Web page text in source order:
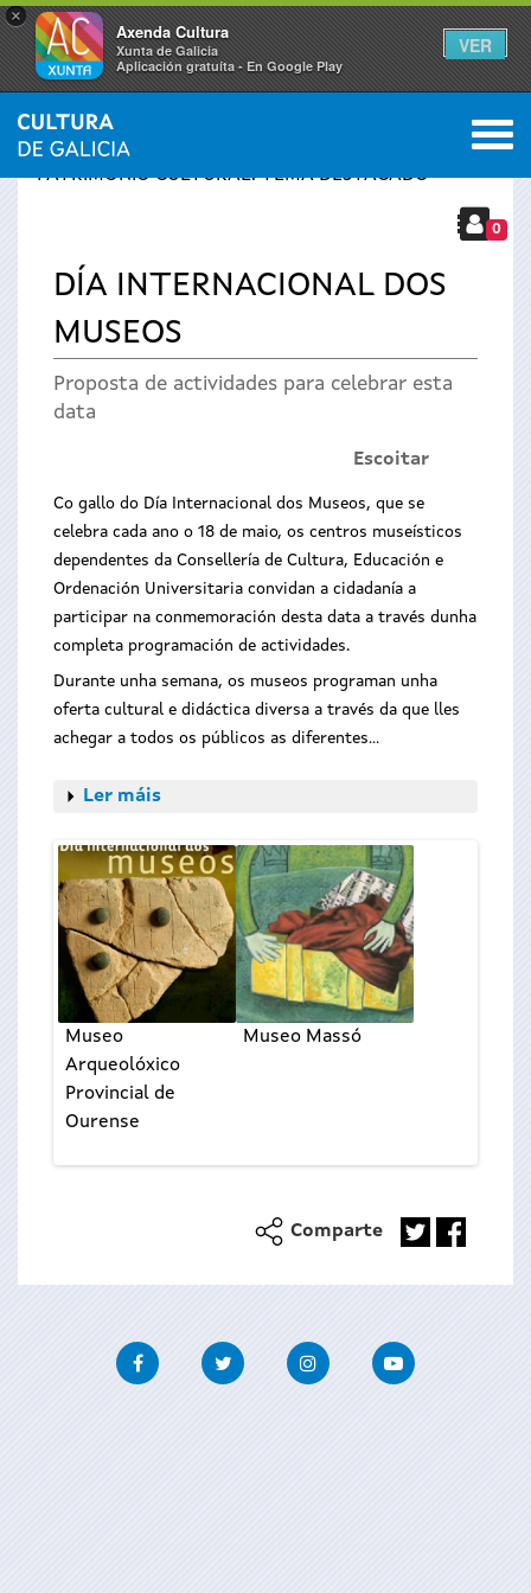
×
Axenda Cultura
Xunta de Galicia
Aplicación gratuíta - En Google Play
VER
Vostede
aquí
INICIO › PATRIMONIO
PATRIMONIO CULTURAL: TEMA DESTACADO
0
DÍA INTERNACIONAL DOS
MUSEOS
Proposta de actividades para celebrar esta
data
Escoitar
Co gallo do Día Internacional dos Museos, que se
celebra cada ano o 18 de maio, os centros museísticos
dependentes da Consellería de Cultura, Educación e
Ordenación Universitaria convidan a cidadanía a
participar na conmemoración desta data a través dunha
completa programación de actividades.
Durante unha semana, os museos programan unha
oferta cultural e didáctica diversa a través da que lles
achegar a todos os públicos as diferentes...
Ler máis
Museo
Arqueolóxico
Provincial de
Ourense
Museo Massó
Comparte
FacebookTwitter InstagramYoutube